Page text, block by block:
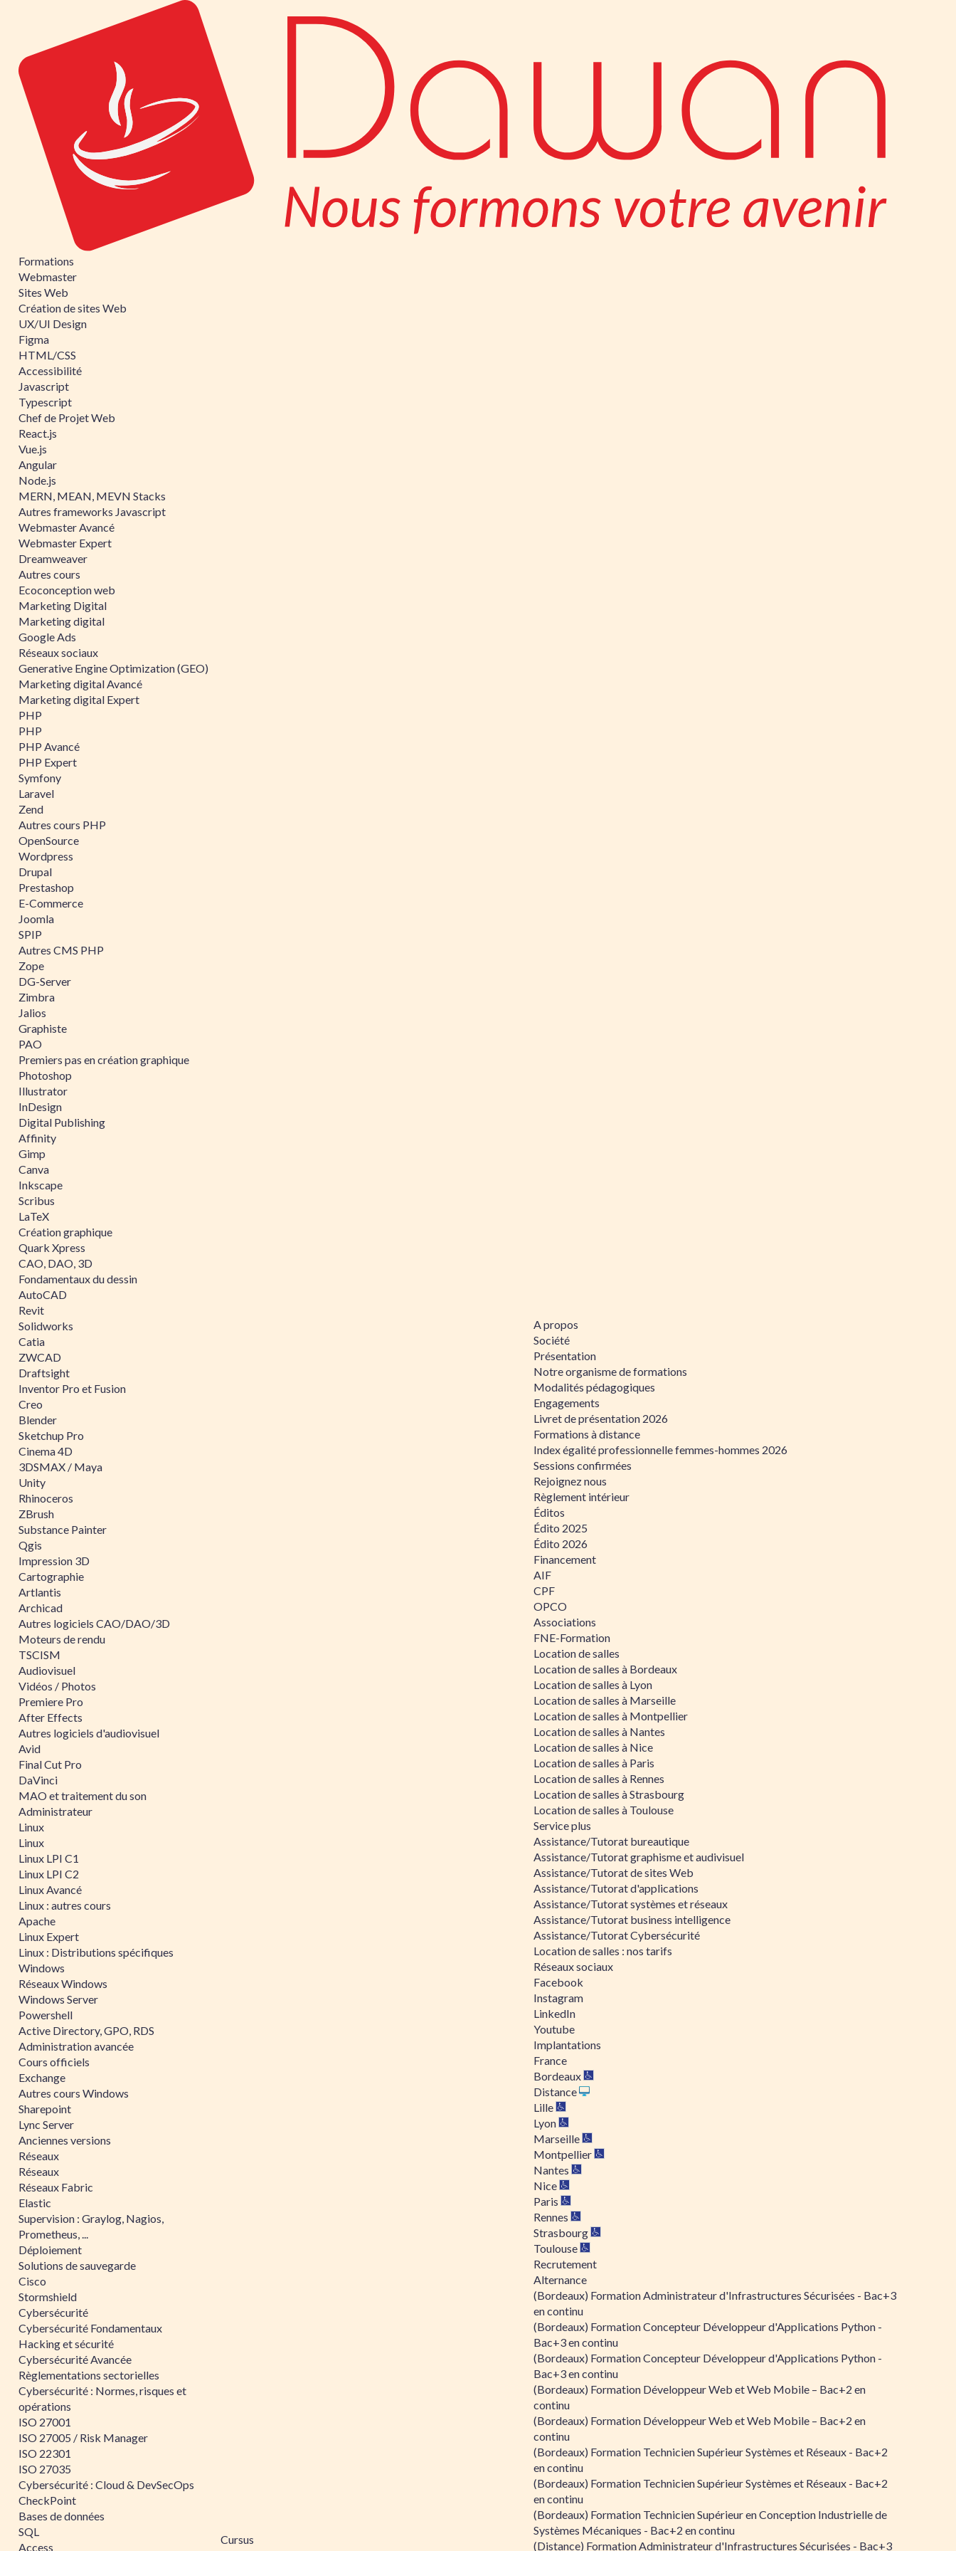
Formations
Webmaster
Sites Web
Création de sites Web
UX/UI Design
Figma
HTML/CSS
Accessibilité
Javascript
Typescript
Chef de Projet Web
React.js
Vue.js
Angular
Node.js
MERN, MEAN, MEVN Stacks
Autres frameworks Javascript
Webmaster Avancé
Webmaster Expert
Dreamweaver
Autres cours
Ecoconception web
Marketing Digital
Marketing digital
Google Ads
Réseaux sociaux
Generative Engine Optimization (GEO)
Marketing digital Avancé
Marketing digital Expert
PHP
PHP
PHP Avancé
PHP Expert
Symfony
Laravel
Zend
Autres cours PHP
OpenSource
Wordpress
Drupal
Prestashop
E-Commerce
Joomla
SPIP
Autres CMS PHP
Zope
DG-Server
Zimbra
Jalios
Graphiste
PAO
Premiers pas en création graphique
Photoshop
Illustrator
InDesign
Digital Publishing
Affinity
Gimp
Canva
Inkscape
Scribus
LaTeX
Création graphique
Quark Xpress
CAO, DAO, 3D
Fondamentaux du dessin
AutoCAD
Revit
Solidworks
Catia
ZWCAD
Draftsight
Inventor Pro et Fusion
Creo
Blender
Sketchup Pro
Cinema 4D
3DSMAX / Maya
Unity
Rhinoceros
ZBrush
Substance Painter
Qgis
Impression 3D
Cartographie
Artlantis
Archicad
Autres logiciels CAO/DAO/3D
Moteurs de rendu
TSCISM
Audiovisuel
Vidéos / Photos
Premiere Pro
After Effects
Autres logiciels d'audiovisuel
Avid
Final Cut Pro
DaVinci
MAO et traitement du son
Administrateur
Linux
Linux
Linux LPI C1
Linux LPI C2
Linux Avancé
Linux : autres cours
Apache
Linux Expert
Linux : Distributions spécifiques
Windows
Réseaux Windows
Windows Server
Powershell
Active Directory, GPO, RDS
Administration avancée
Cours officiels
Exchange
Autres cours Windows
Sharepoint
Lync Server
Anciennes versions
Réseaux
Réseaux
Réseaux Fabric
Elastic
Supervision : Graylog, Nagios,
Prometheus, ...
Déploiement
Solutions de sauvegarde
Cisco
Stormshield
Cybersécurité
Cybersécurité Fondamentaux
Hacking et sécurité
Cybersécurité Avancée
Règlementations sectorielles
Cybersécurité : Normes, risques et
opérations
ISO 27001
ISO 27005 / Risk Manager
ISO 22301
ISO 27035
Cybersécurité : Cloud & DevSecOps
CheckPoint
Bases de données
SQL
Access
Cursus
A propos
Société
Présentation
Notre organisme de formations
Modalités pédagogiques
Engagements
Livret de présentation 2026
Formations à distance
Index égalité professionnelle femmes-hommes 2026
Sessions confirmées
Rejoignez nous
Règlement intérieur
Éditos
Édito 2025
Édito 2026
Financement
AIF
CPF
OPCO
Associations
FNE-Formation
Location de salles
Location de salles à Bordeaux
Location de salles à Lyon
Location de salles à Marseille
Location de salles à Montpellier
Location de salles à Nantes
Location de salles à Nice
Location de salles à Paris
Location de salles à Rennes
Location de salles à Strasbourg
Location de salles à Toulouse
Service plus
Assistance/Tutorat bureautique
Assistance/Tutorat graphisme et audivisuel
Assistance/Tutorat de sites Web
Assistance/Tutorat d'applications
Assistance/Tutorat systèmes et réseaux
Assistance/Tutorat business intelligence
Assistance/Tutorat Cybersécurité
Location de salles : nos tarifs
Réseaux sociaux
Facebook
Instagram
LinkedIn
Youtube
Implantations
France
Bordeaux
Distance
Lille
Lyon
Marseille
Montpellier
Nantes
Nice
Paris
Rennes
Strasbourg
Toulouse
Recrutement
Alternance
(Bordeaux) Formation Administrateur d'Infrastructures Sécurisées - Bac+3
en continu
(Bordeaux) Formation Concepteur Développeur d'Applications Python -
Bac+3 en continu
(Bordeaux) Formation Concepteur Développeur d'Applications Python -
Bac+3 en continu
(Bordeaux) Formation Développeur Web et Web Mobile – Bac+2 en
continu
(Bordeaux) Formation Développeur Web et Web Mobile – Bac+2 en
continu
(Bordeaux) Formation Technicien Supérieur Systèmes et Réseaux - Bac+2
en continu
(Bordeaux) Formation Technicien Supérieur Systèmes et Réseaux - Bac+2
en continu
(Bordeaux) Formation Technicien Supérieur en Conception Industrielle de
Systèmes Mécaniques - Bac+2 en continu
(Distance) Formation Administrateur d'Infrastructures Sécurisées - Bac+3